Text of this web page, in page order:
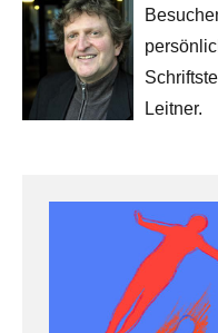
Leitner.